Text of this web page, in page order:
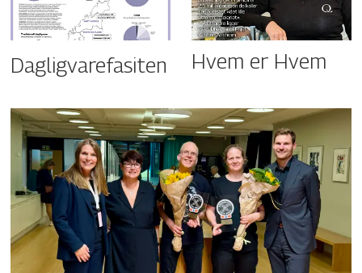
Dagligvarefasiten Hvem er Hvem